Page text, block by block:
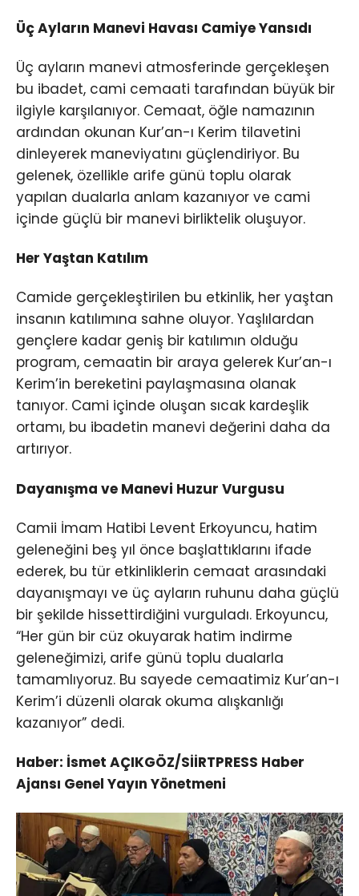
Üç Ayların Manevi Havası Camiye Yansıdı
Üç ayların manevi atmosferinde gerçekleşen
bu ibadet, cami cemaati tarafından büyük bir
ilgiyle karşılanıyor. Cemaat, öğle namazının
ardından okunan Kur’an-ı Kerim tilavetini
dinleyerek maneviyatını güçlendiriyor. Bu
gelenek, özellikle arife günü toplu olarak
yapılan dualarla anlam kazanıyor ve cami
içinde güçlü bir manevi birliktelik oluşuyor.
Her Yaştan Katılım
Camide gerçekleştirilen bu etkinlik, her yaştan
insanın katılımına sahne oluyor. Yaşlılardan
gençlere kadar geniş bir katılımın olduğu
program, cemaatin bir araya gelerek Kur’an-ı
Kerim’in bereketini paylaşmasına olanak
tanıyor. Cami içinde oluşan sıcak kardeşlik
ortamı, bu ibadetin manevi değerini daha da
artırıyor.
Dayanışma ve Manevi Huzur Vurgusu
Camii İmam Hatibi Levent Erkoyuncu, hatim
geleneğini beş yıl önce başlattıklarını ifade
ederek, bu tür etkinliklerin cemaat arasındaki
dayanışmayı ve üç ayların ruhunu daha güçlü
bir şekilde hissettirdiğini vurguladı. Erkoyuncu,
“Her gün bir cüz okuyarak hatim indirme
geleneğimizi, arife günü toplu dualarla
tamamlıyoruz. Bu sayede cemaatimiz Kur’an-ı
Kerim’i düzenli olarak okuma alışkanlığı
kazanıyor” dedi.
Haber: İsmet AÇIKGÖZ/SİİRTPRESS Haber
Ajansı Genel Yayın Yönetmeni